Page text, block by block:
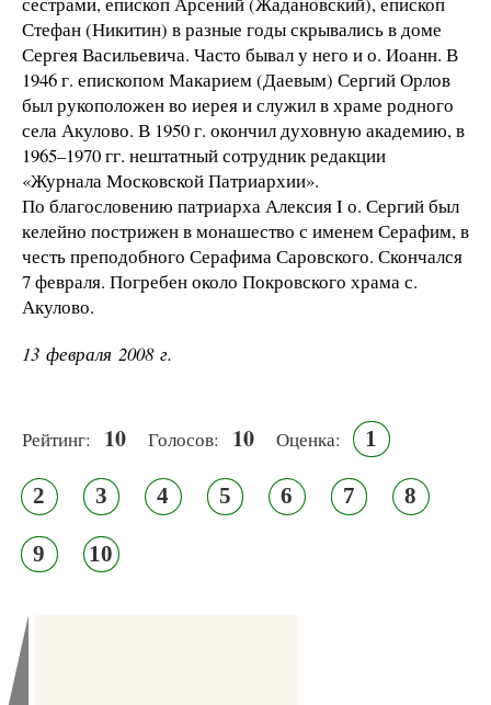
Стефан (Никитин) в разные годы скрывались в доме
Сергея Васильевича. Часто бывал у него и о. Иоанн. В
1946 г. епископом Макарием (Даевым) Сергий Орлов
был рукоположен во иерея и служил в храме родного
села Акулово. В 1950 г. окончил духовную академию, в
1965–1970 гг. нештатный сотрудник редакции
«Журнала Московской Патриархии».
По благословению патриарха Алексия I о. Сергий был
келейно пострижен в монашество с именем Серафим, в
честь преподобного Серафима Саровского. Скончался
7 февраля. Погребен около Покровского храма с.
Акулово.
13 февраля 2008 г.
Рейтинг: 10 Голосов: 10 Оценка: 1
2 3 4 5 6 7 8
9 10